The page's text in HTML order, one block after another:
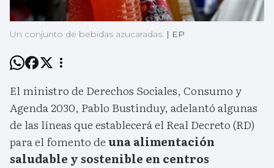
Un conjunto de bebidas azucaradas. | EP
El ministro de Derechos Sociales, Consumo y
Agenda 2030, Pablo Bustinduy, adelantó algunas
de las líneas que establecerá el Real Decreto (RD)
para el fomento deuna alimentación
saludable y sostenible en centros